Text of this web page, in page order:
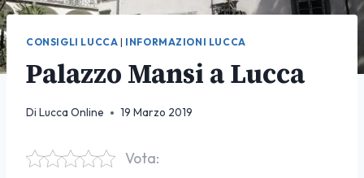
CONSIGLI LUCCA | INFORMAZIONI LUCCA
Palazzo Mansi a Lucca
Di Lucca Online 19 Marzo 2019
Vota: